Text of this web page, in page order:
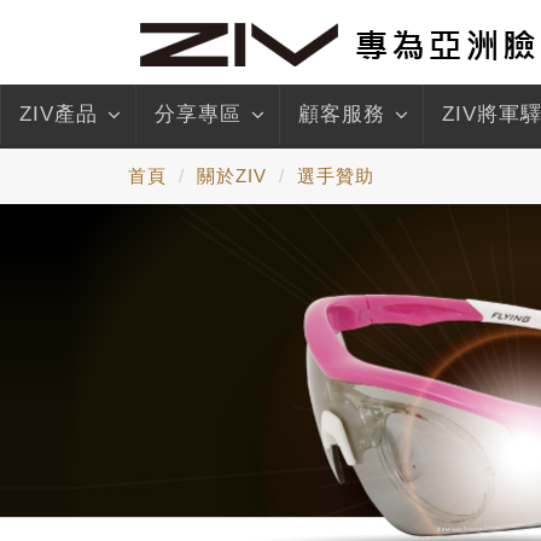
ZIV產品 分享專區 顧客服務 ZIV將軍
首頁 關於ZIV 選手贊助